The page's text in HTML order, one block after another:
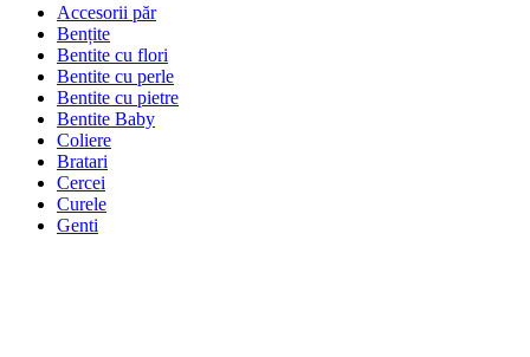
Accesorii păr
Bențite
Bentite cu flori
Bentite cu perle
Bentite cu pietre
Bentite Baby
Coliere
Bratari
Cercei
Curele
Genti